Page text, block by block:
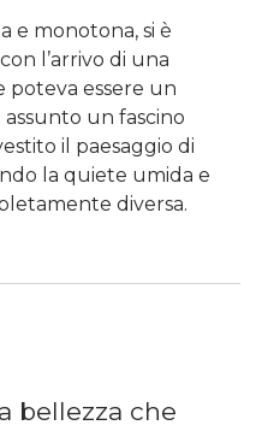
e monotona, si è
l’arrivo di una
poteva essere un
un fascino
il paesaggio di
la quiete umida e
diversa.
bellezza che